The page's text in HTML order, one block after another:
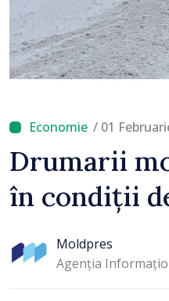
/ 01
Drumarii
în condiții
Moldpres
Agenția